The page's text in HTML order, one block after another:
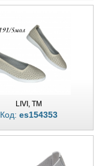
LIVI, TM
Код: es154353